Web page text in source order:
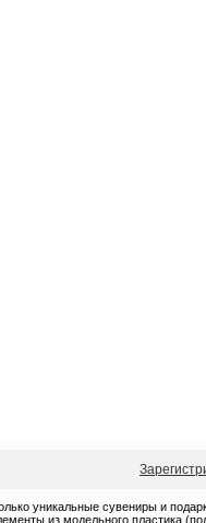
уникальные сувениры и
из модельного пластика